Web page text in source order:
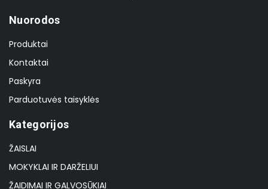
Nuorodos
Produktai
Kontaktai
Paskyra
Parduotuvės taisyklės
Kategorijos
ŽAISLAI
MOKYKLAI IR DARŽELIUI
ŽAIDIMAI IR GALVOSŪKIAI